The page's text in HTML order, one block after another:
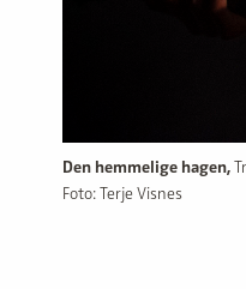
Den hemmelige hagen,
Foto: Terje Visnes